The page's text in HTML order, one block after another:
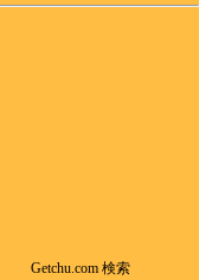
Getchu.com 検索